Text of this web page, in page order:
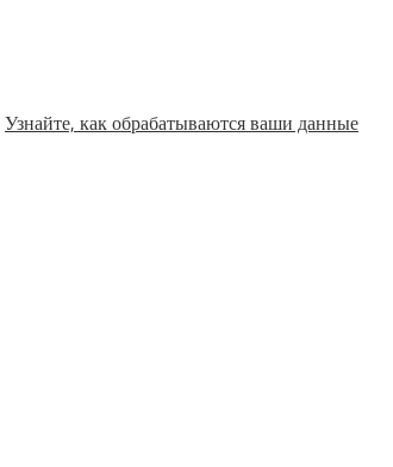
Узнайте, как обрабатываются ваши данные